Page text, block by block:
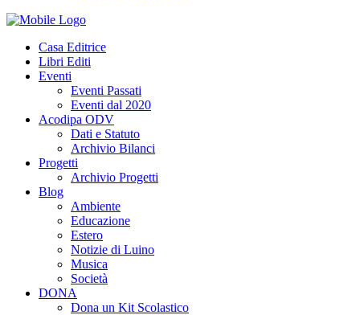
Casa Editrice
Libri Editi
Eventi
Eventi Passati
Eventi dal 2020
Acodipa ODV
Dati e Statuto
Archivio Bilanci
Progetti
Archivio Progetti
Blog
Ambiente
Educazione
Estero
Notizie di Luino
Musica
Società
DONA
Dona un Kit Scolastico